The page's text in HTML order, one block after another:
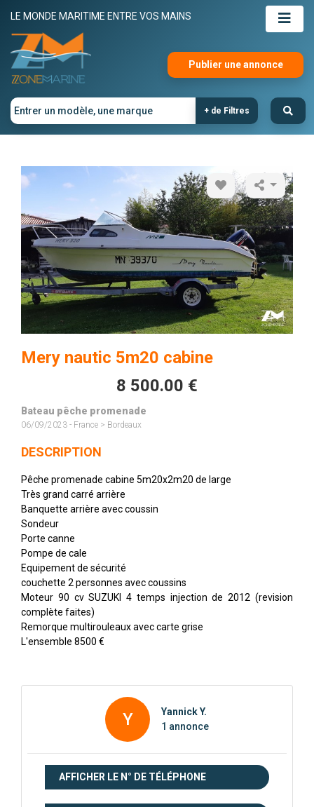
LE MONDE MARITIME ENTRE VOS MAINS
Publier une annonce
+ de Filtres
Mery nautic 5m20 cabine
8 500.00 €
Bateau pêche promenade
06/09/2023 - France > Bordeaux
DESCRIPTION
Pêche promenade cabine 5m20x2m20 de large
Très grand carré arrière
Banquette arrière avec coussin
Sondeur
Porte canne
Pompe de cale
Equipement de sécurité
couchette 2 personnes avec coussins
Moteur 90 cv SUZUKI 4 temps injection de 2012 (revision
complète faites)
Remorque multirouleaux avec carte grise
L'ensemble 8500 €
Y
Yannick Y.
1 annonce
AFFICHER LE N° DE TÉLÉPHONE